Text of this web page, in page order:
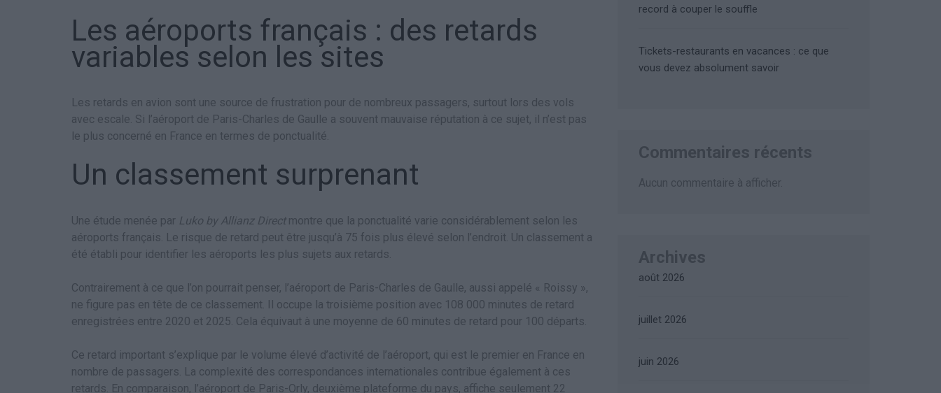
Les aéroports français : des retards
variables selon les sites
Les retards en avion sont une source de frustration pour de nombreux passagers, surtout lors des vols
avec escale. Si l’aéroport de Paris-Charles de Gaulle a souvent mauvaise réputation à ce sujet, il n’est pas
le plus concerné en France en termes de ponctualité.
Un classement surprenant
Une étude menée par Luko by Allianz Direct montre que la ponctualité varie considérablement selon les
aéroports français. Le risque de retard peut être jusqu’à 75 fois plus élevé selon l’endroit. Un classement a
été établi pour identifier les aéroports les plus sujets aux retards.
Contrairement à ce que l’on pourrait penser, l’aéroport de Paris-Charles de Gaulle, aussi appelé « Roissy »,
ne figure pas en tête de ce classement. Il occupe la troisième position avec 108 000 minutes de retard
enregistrées entre 2020 et 2025. Cela équivaut à une moyenne de 60 minutes de retard pour 100 départs.
Ce retard important s’explique par le volume élevé d’activité de l’aéroport, qui est le premier en France en
nombre de passagers. La complexité des correspondances internationales contribue également à ces
retards. En comparaison, l’aéroport de Paris-Orly, deuxième plateforme du pays, affiche seulement 22
record à couper le souffle
Tickets-restaurants en vacances : ce que
vous devez absolument savoir
Commentaires récents
Aucun commentaire à afficher.
Archives
août 2026
juillet 2026
juin 2026